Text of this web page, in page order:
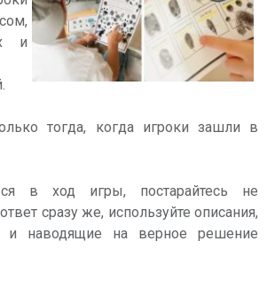
и
тогда, когда игроки зашли в
в ход игры, постарайтесь не
сразу же, используйте описания,
и наводящие на верное решение